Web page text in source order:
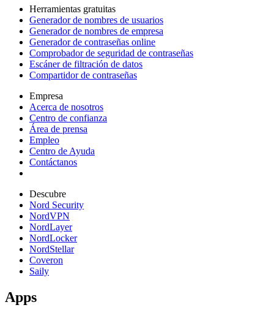
Herramientas gratuitas
Generador de nombres de usuarios
Generador de nombres de empresa
Generador de contraseñas online
Comprobador de seguridad de contraseñas
Escáner de filtración de datos
Compartidor de contraseñas
Empresa
Acerca de nosotros
Centro de confianza
Área de prensa
Empleo
Centro de Ayuda
Contáctanos
Descubre
Nord Security
NordVPN
NordLayer
NordLocker
NordStellar
Coveron
Saily
Apps